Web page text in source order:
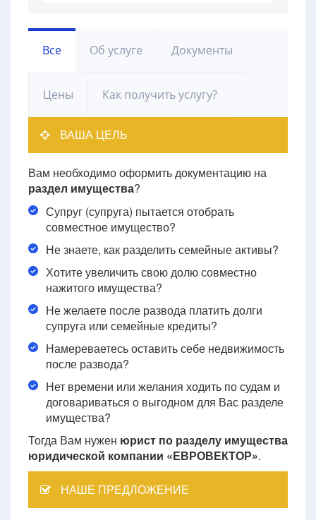
Все Об услуге Документы
Цены Как получить услугу?
ВАША ЦЕЛЬ
Вам необходимо оформить документацию на
раздел имущества?
Супруг (супруга) пытается отобрать
совместное имущество?
Не знаете, как разделить семейные активы?
Хотите увеличить свою долю совместно
нажитого имущества?
Не желаете после развода платить долги
супруга или семейные кредиты?
Намереваетесь оставить себе недвижимость
после развода?
Нет времени или желания ходить по судам и
договариваться о выгодном для Вас разделе
имущества?
Тогда Вам нужен юрист по разделу имущества
юридической компании «ЕВРОВЕКТОР».
НАШЕ ПРЕДЛОЖЕНИЕ